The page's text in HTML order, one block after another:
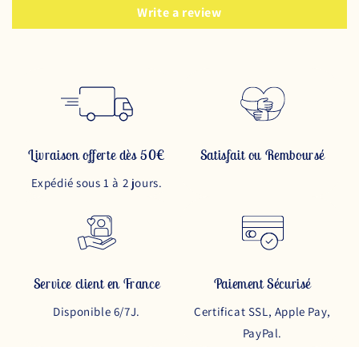
Write a review
Livraison offerte dès 50€
Expédié sous 1 à 2 jours.
Satisfait ou Remboursé
Service client en France
Disponible 6/7J.
Paiement Sécurisé
Certificat SSL, Apple Pay,
PayPal.